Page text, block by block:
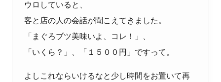
ウロしていると、
客と店の人の会話が聞こえてきました。
「まぐろブツ美味いよ、コレ！」、
「いくら？」、「１５００円」ですって。
よしこれならいけるなと少し時間をお置いて再